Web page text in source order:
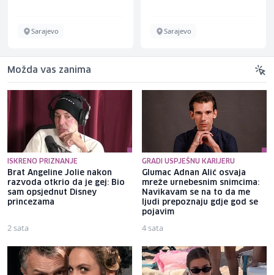
Sarajevo Sarajevo
Možda vas zanima
ISKRENO PRIZNANJE
Brat Angeline Jolie nakon
razvoda otkrio da je gej: Bio
sam opsjednut Disney
princezama
2 sata
GRADI USPJEŠNU KARIJERU
Glumac Adnan Alić osvaja
mreže urnebesnim snimcima:
Navikavam se na to da me
ljudi prepoznaju gdje god se
pojavim
4 sata